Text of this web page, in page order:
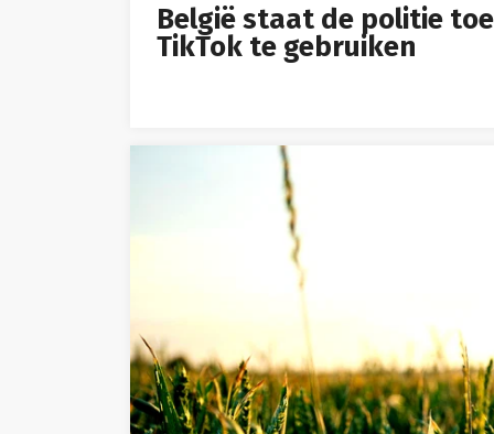
België staat de politie toe
TikTok te gebruiken